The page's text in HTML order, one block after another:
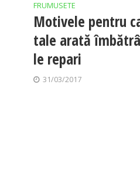
FRUMUSETE
Motivele pentru
tale arată
le repari
31/03/2017